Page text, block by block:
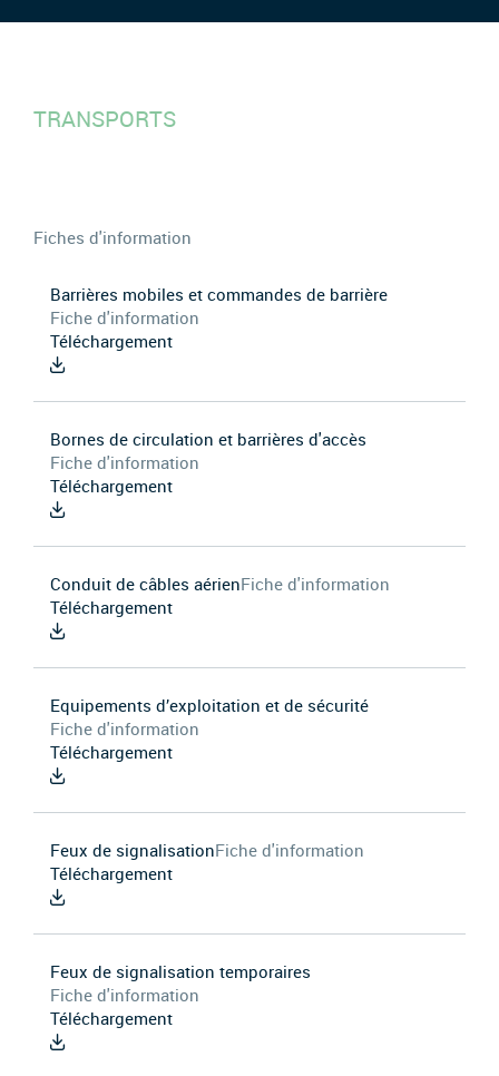
TRANSPORTS
Fiches d'information
Barrières mobiles et commandes de barrière
Fiche d'information
Téléchargement
Bornes de circulation et barrières d'accès
Fiche d'information
Téléchargement
Conduit de câbles aérienFiche d'information
Téléchargement
Equipements d’exploitation et de sécurité
Fiche d'information
Téléchargement
Feux de signalisationFiche d'information
Téléchargement
Feux de signalisation temporaires
Fiche d'information
Téléchargement